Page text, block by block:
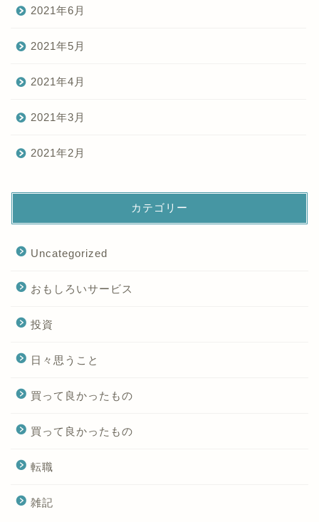
2021年6月
2021年5月
2021年4月
2021年3月
2021年2月
カテゴリー
Uncategorized
おもしろいサービス
投資
日々思うこと
買って良かったもの
買って良かったもの
転職
雑記